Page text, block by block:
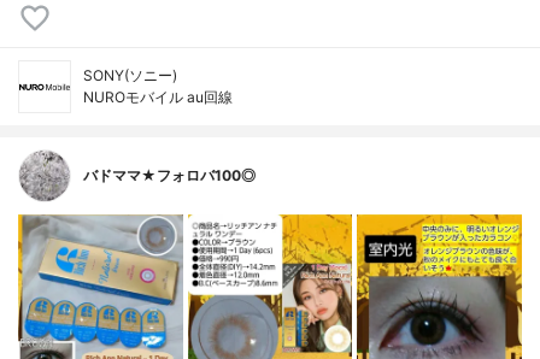
SONY(ソニー)
NUROモバイル au回線
バドママ★フォロバ100◎